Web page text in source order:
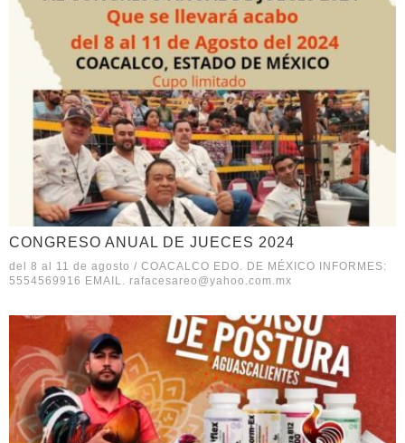
CONGRESO ANUAL DE JUECES 2024
del 8 al 11 de agosto / COACALCO EDO. DE MÉXICO INFORMES:
5554569916 EMAIL. rafacesareo@yahoo.com.mx